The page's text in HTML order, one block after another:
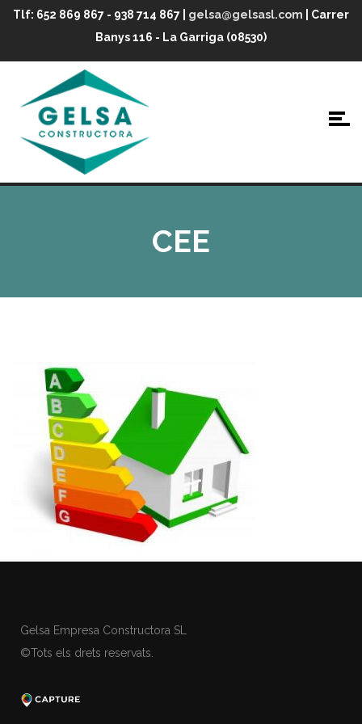
Tlf: 652 869 867 - 938 714 867 | gelsa@gelsasl.com | Carrer
Banys 116 - La Garriga (08530)
CEE
Gelsa Empresa Constructora SL
©Tots els drets reservats.